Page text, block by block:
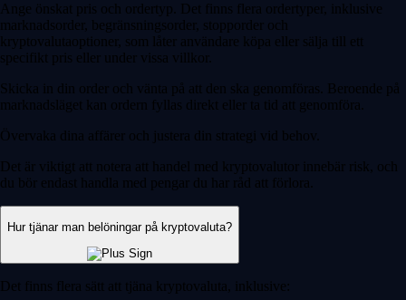
Ange önskat pris och ordertyp. Det finns flera ordertyper, inklusive
marknadsorder, begränsningsorder, stopporder och
kryptovalutaoptioner, som låter användare köpa eller sälja till ett
specifikt pris eller under vissa villkor.
Skicka in din order och vänta på att den ska genomföras. Beroende på
marknadsläget kan ordern fyllas direkt eller ta tid att genomföra.
Övervaka dina affärer och justera din strategi vid behov.
Det är viktigt att notera att handel med kryptovalutor innebär risk, och
du bör endast handla med pengar du har råd att förlora.
Hur tjänar man belöningar på kryptovaluta?
Det finns flera sätt att tjäna kryptovaluta, inklusive: